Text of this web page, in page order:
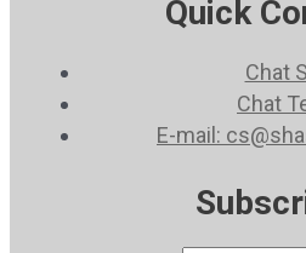
Quick
Chat
Chat
E-mail: